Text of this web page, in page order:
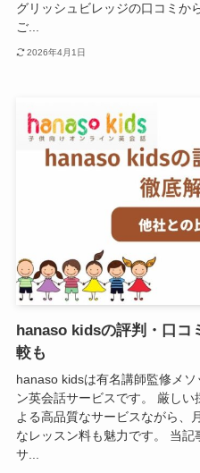
グリッシュビレッジの口コミか
ご...
2026年4月1日
hanaso kidsの評判・口コ
較も
hanaso kidsは有名講師監修メ
ン英会話サービスです。 厳し
よる高品質なサービスながら、
なレッスン料も魅力です。 当
サ...